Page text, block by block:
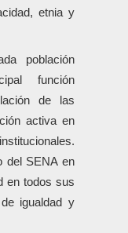
etnia y
población
función
de las
activa en
del SENA en
en todos sus
igualdad y